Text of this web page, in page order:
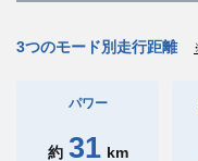
3つのモード別走行距離
パワー
約 31 km